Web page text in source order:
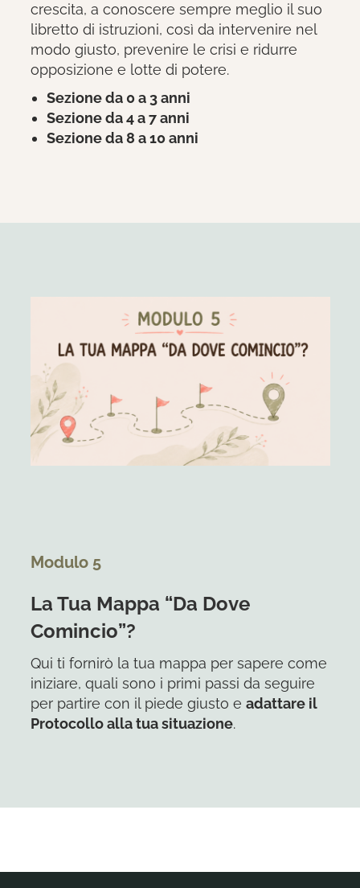
crescita, a conoscere sempre meglio il suo
libretto di istruzioni, così da intervenire nel
modo giusto, prevenire le crisi e ridurre
opposizione e lotte di potere.
Sezione da 0 a 3 anni
Sezione da 4 a 7 anni
Sezione da 8 a 10 anni
Modulo 5
La Tua Mappa “Da Dove
Comincio”?
Qui ti fornirò la tua mappa per sapere come
iniziare, quali sono i primi passi da seguire
per partire con il piede giusto e adattare il
Protocollo alla tua situazione.